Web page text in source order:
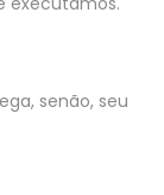
senão, seu